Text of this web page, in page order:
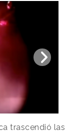
trascendió las